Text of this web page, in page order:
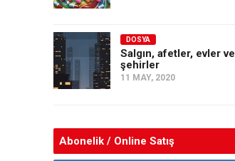
DOSYA
Salgın, afetler, evler ve
şehirler
11 MAY, 2020
Abonelik / Online Satış